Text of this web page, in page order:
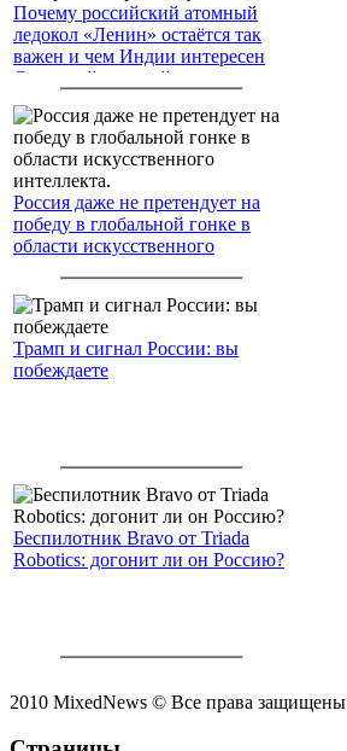
Почему российский атомный
ледокол «Ленин» остаётся так
важен и чем Индии интересен
Северный морской путь
Россия даже не претендует на
победу в глобальной гонке в
области искусственного
Трамп и сигнал России: вы
побеждаете
Беспилотник Bravo от Triada
Robotics: догонит ли он Россию?
2010 MixedNews © Все права защищены